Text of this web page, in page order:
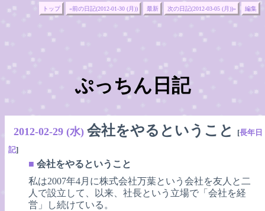
トップ «前の日記(2012-01-30 (月)) 最新 次の日記(2012-03-05 (月))» 編集
ぷっちん日記
2012-02-29 (水) 会社をやるということ [長年日
記]
■ 会社をやるということ
私は2007年4月に株式会社万葉という会社を友人と二
人で設立して、以来、社長という立場で「会社を経
営」し続けている。